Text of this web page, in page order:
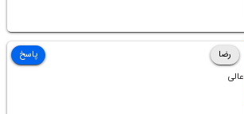
رضا
عالی
پاسخ